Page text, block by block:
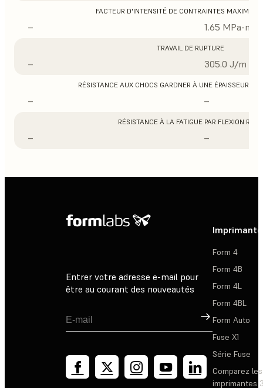
FACTEUR D'INTENSITÉ DE CONTRAINTES MAXIMUM
– 1.65 MPa-m1/
TRAVAIL DE RUPTURE
– 305.0 J/m
RÉSISTANCE AUX CHOCS GARDNER À UNE ÉPAISSEUR DE
– –
RÉSISTANCE À LA FATIGUE PAR FLEXION ROSS
– –
Entrer votre adresse e-mail pour
être au courant des nouveautés
Inscription
Form 4
Form 4B
Form 4L
Form 4BL
Form Auto
Fuse X1
Série Fuse
Comparez les
imprimantes